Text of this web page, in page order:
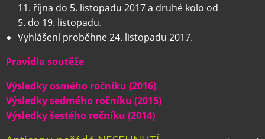
11. října do 5. listopadu 2017 a druhé kolo od
5. do 19. listopadu.
Vyhlášení proběhne 24. listopadu 2017.
Pravidla soutěže
Výsledky osmého ročníku (2016)
Výsledky sedmého ročníku (2015)
Výsledky šestého ročníku (2014)